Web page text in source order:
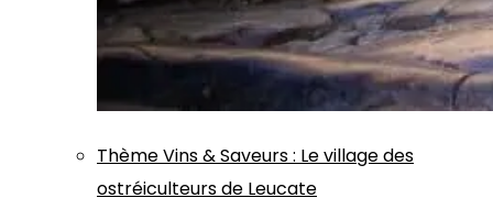
ThèmeVins & Saveurs: Le village des
ostréiculteurs de Leucate